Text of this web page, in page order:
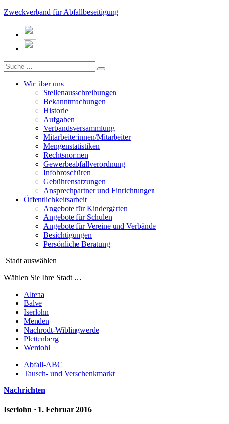
Zweckverband für Abfallbeseitigung
Wir über uns
Stellenausschreibungen
Bekanntmachungen
Historie
Aufgaben
Verbandsversammlung
Mitarbeiterinnen/Mitarbeiter
Mengenstatistiken
Rechtsnormen
Gewerbeabfallverordnung
Infobroschüren
Gebührensatzungen
Ansprechpartner und Einrichtungen
Öffentlichkeitsarbeit
Angebote für Kindergärten
Angebote für Schulen
Angebote für Vereine und Verbände
Besichtigungen
Persönliche Beratung
Stadt auswählen
Wählen Sie Ihre Stadt …
Altena
Balve
Iserlohn
Menden
Nachrodt-Wiblingwerde
Plettenberg
Werdohl
Abfall-ABC
Tausch- und Verschenkmarkt
Nachrichten
Iserlohn · 1. Februar 2016